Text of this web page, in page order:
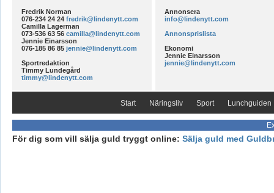
Fredrik Norman
076-234 24 24 fredrik@lindenytt.com
Camilla Lagerman
073-536 63 56 camilla@lindenytt.com
Jennie Einarsson
076-185 86 85 jennie@lindenytt.com
Sportredaktion
Timmy Lundegård
timmy@lindenytt.com
Annonsera
info@lindenytt.com
Annonsprislista
Ekonomi
Jennie Einarsson
jennie@lindenytt.com
Start Näringsliv Sport Lunchguiden
För dig som vill sälja guld tryggt online: Sälja guld med